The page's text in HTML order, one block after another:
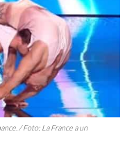
/ Foto: La France a un